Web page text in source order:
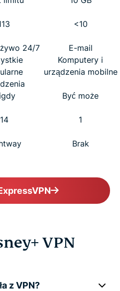
<10
24/7
E-mail
Komputery i
urządzenia mobilne
Być może
14 1
Brak
VPN
z VPN?